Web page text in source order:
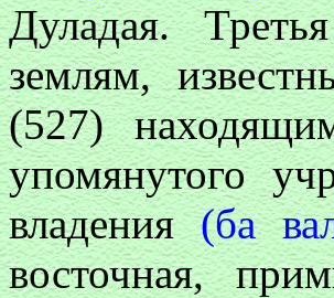
Дуладая.
землям,
(527)
упомянутого
владения(ба
восточная,